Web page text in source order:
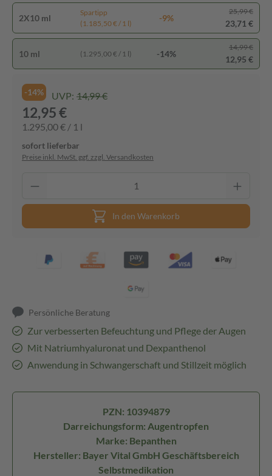
2X10 ml
Spartipp
(1.185,50 € / 1 l)
-9%
25,99 €
23,71 €
10 ml (1.295,00 € / 1 l) -14%
14,99 €
12,95 €
-14% UVP: 14,99 €
12,95 €
1.295,00 € / 1 l
sofort lieferbar
Preise inkl. MwSt. ggf. zzgl. Versandkosten
In den Warenkorb
Persönliche Beratung
Zur verbesserten Befeuchtung und Pflege der Augen
Mit Natriumhyaluronat und Dexpanthenol
Anwendung in Schwangerschaft und Stillzeit möglich
PZN: 10394879
Darreichungsform: Augentropfen
Marke: Bepanthen
Hersteller: Bayer Vital GmbH Geschäftsbereich
Selbstmedikation